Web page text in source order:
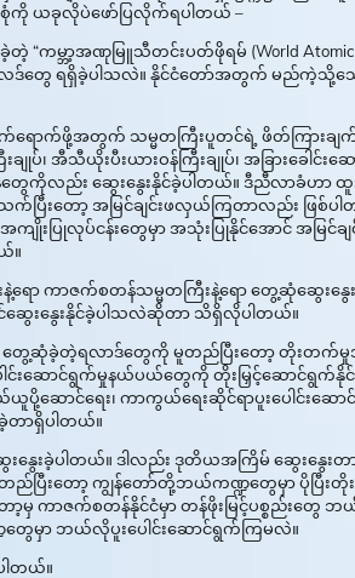
ည့်အစုံကို ယခုလိုပဲဖော်ပြလိုက်ရပါတယ် –
ခဲ့တဲ့ “ကမ္ဘာ့အဏုမြူသီတင်းပတ်ဖိုရမ် (World Atomic
ရလဒ်တွေ ရရှိခဲ့ပါသလဲ။ နိုင်ငံတော်အတွက် မည်ကဲ့သို့သ
က်ရောက်ဖို့အတွက် သမ္မတကြီးပူတင်ရဲ့ ဖိတ်ကြားချ
အီသီယိုးပီးယားဝန်ကြီးချုပ်၊ အခြားခေါင်းဆောင်
ေကိုလည်း ဆွေးနွေးနိုင်ခဲ့ပါတယ်။ ဒီညီလာခံဟာ ထူ
ြီးတော့ အမြင်ချင်းဖလှယ်ကြတာလည်း ဖြစ်ပ
းပြုလုပ်ငန်းတွေမှာ အသုံးပြုနိုင်အောင် အမြင်ခ
။
းနဲ့ရော ကာဇက်စတန်သမ္မတကြီးနဲ့ရော တွေ့ဆုံဆွေးနွ
ေးနွေးနိုင်ခဲ့ပါသလဲဆိုတာ သိရှိလိုပါတယ်။
ော့ တွေ့ဆုံခဲ့တဲ့ရလာဒ်တွေကို မူတည်ပြီးတော့ တိုးတက်
င်းဆောင်ရွက်မှုနယ်ပယ်တွေကို တိုးမြှင့်ဆောင်ရွက်နိုင်
ပို့ဆောင်ရေး၊ ကာကွယ်ရေးဆိုင်ရာပူးပေါင်းဆော
တာရှိပါတယ်။
းခဲ့ပါတယ်။ ဒါလည်း ဒုတိယအကြိမ် ဆွေးနွေးတာ
ပြီးတော့ ကျွန်တော်တို့ဘယ်ကဏ္ဍတွေမှာ ပိုပြီးတို
တော့မှ ကာဇက်စတန်နိုင်ငံမှာ တန်ဖိုးမြင့်ပစ္စည်း
ေမှာ ဘယ်လိုပူးပေါင်းဆောင်ရွက်ကြမလဲ။
ါတယ်။